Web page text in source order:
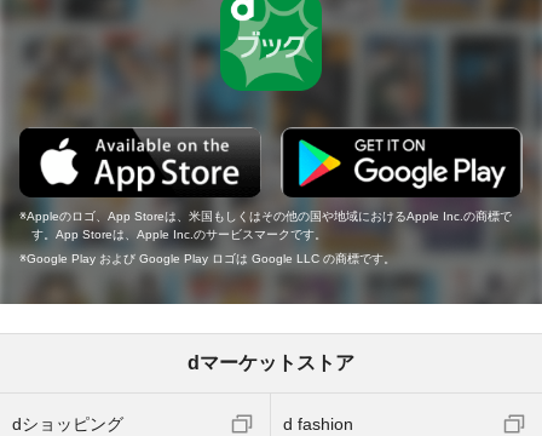
Appleのロゴ、App Storeは、米国もしくはその他の国や地域におけるApple Inc.の商標で
す。App Storeは、Apple Inc.のサービスマークです。
Google Play および Google Play ロゴは Google LLC の商標です。
dマーケットストア
dショッピング d fashion